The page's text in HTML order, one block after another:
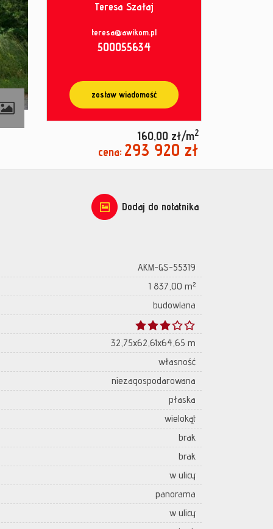
Teresa Szałaj
teresa@awikom.pl
500055634
zostaw wiadomość
160,00 zł/m2
cena: 293 920 zł
Dodaj do notatnika
AKM-GS-55319
1 837,00 m²
budowlana
32,75x62,61x64,65 m
własność
niezagospodarowana
płaska
wielokąt
brak
brak
w ulicy
panorama
w ulicy